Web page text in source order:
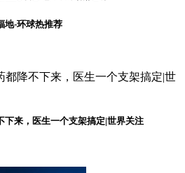
地-环球热推荐
下来，医生一个支架搞定|世界关注